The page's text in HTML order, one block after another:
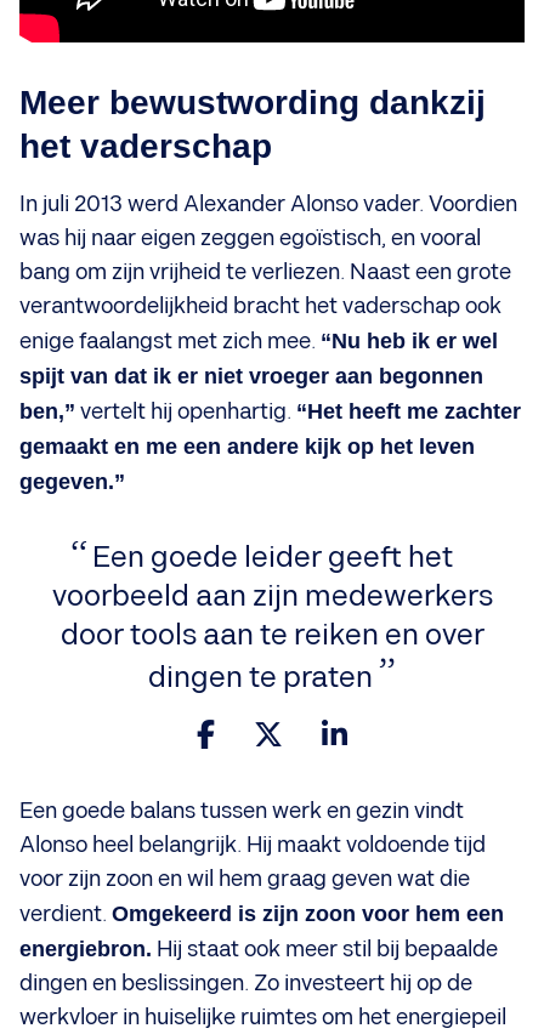
Meer bewustwording dankzij
het vaderschap
In juli 2013 werd Alexander Alonso vader. Voordien
was hij naar eigen zeggen egoïstisch, en vooral
bang om zijn vrijheid te verliezen. Naast een grote
verantwoordelijkheid bracht het vaderschap ook
enige faalangst met zich mee. “Nu heb ik er wel
spijt van dat ik er niet vroeger aan begonnen
ben,” vertelt hij openhartig. “Het heeft me zachter
gemaakt en me een andere kijk op het leven
gegeven.”
Een goede leider geeft het
voorbeeld aan zijn medewerkers
door tools aan te reiken en over
dingen te praten
Een goede balans tussen werk en gezin vindt
Alonso heel belangrijk. Hij maakt voldoende tijd
voor zijn zoon en wil hem graag geven wat die
verdient. Omgekeerd is zijn zoon voor hem een
energiebron. Hij staat ook meer stil bij bepaalde
dingen en beslissingen. Zo investeert hij op de
werkvloer in huiselijke ruimtes om het energiepeil